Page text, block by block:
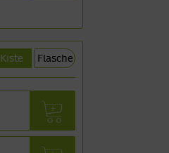
Kiste Flasche